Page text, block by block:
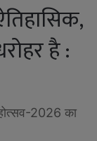
है :
2026 का